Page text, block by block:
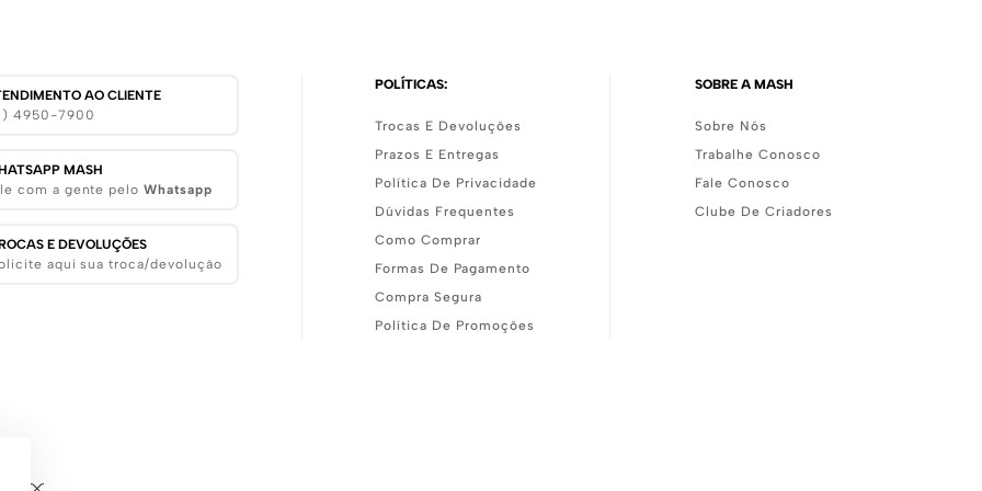
AO CLIENTE
4950-7900
MASH
com a gente peloWhatsapp
E DEVOLUÇÕES
aqui sua troca/devolução
POLÍTICAS:
Trocas E Devoluções
Prazos E Entregas
Política De Privacidade
Dúvidas Frequentes
Como Comprar
Formas De Pagamento
Compra Segura
Política De Promoções
SOBRE A MASH
Sobre Nós
Trabalhe Conosco
Fale Conosco
Clube De Criadores